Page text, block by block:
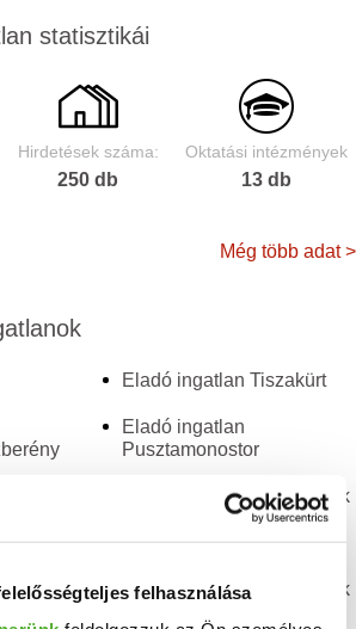
felhasználása
statisztikái
Hirdetések száma:
250 db
Oktatási intézmények
13 db
Még több adat >
Eladó ingatlan Tiszakürt
Eladó ingatlan
Pusztamonostor
Eladó ingatlan Szászberek
Eladó ingatlan Alattyán
Eladó ingatlan Abádszalók